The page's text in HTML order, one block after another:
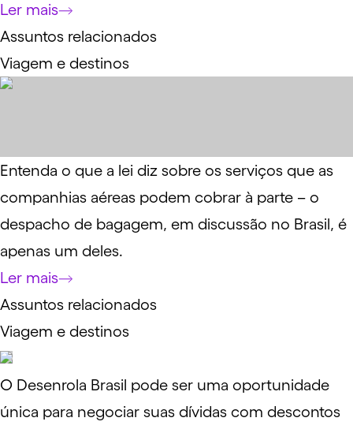
Ler mais
Assuntos relacionados
Viagem e destinos
Entenda o que a lei diz sobre os serviços que as
companhias aéreas podem cobrar à parte – o
despacho de bagagem, em discussão no Brasil, é
apenas um deles.
Ler mais
Assuntos relacionados
Viagem e destinos
O Desenrola Brasil pode ser uma oportunidade
única para negociar suas dívidas com descontos